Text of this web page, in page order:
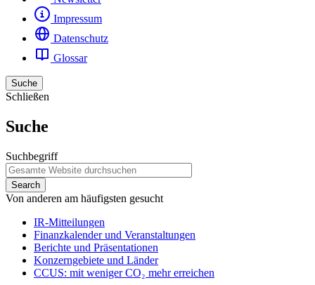
Impressum
Datenschutz
Glossar
Suche
Schließen
Suche
Suchbegriff
Von anderen am häufigsten gesucht
IR-Mitteilungen
Finanzkalender und Veranstaltungen
Berichte und Präsentationen
Konzerngebiete und Länder
CCUS: mit weniger CO₂ mehr erreichen